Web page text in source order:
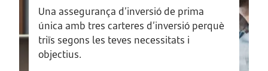
Una assegurança d’inversió de prima
única amb tres carteres d’inversió perquè
triïs segons les teves necessitats i
objectius.